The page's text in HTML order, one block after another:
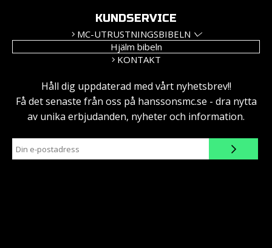
KUNDSERVICE
MC-UTRUSTNINGSBIBELN
Hjälm bibeln
KONTAKT
Håll dig uppdaterad med vårt nyhetsbrev!!
Få det senaste från oss på hanssonsmc.se - dra nytta
av unika erbjudanden, nyheter och information.